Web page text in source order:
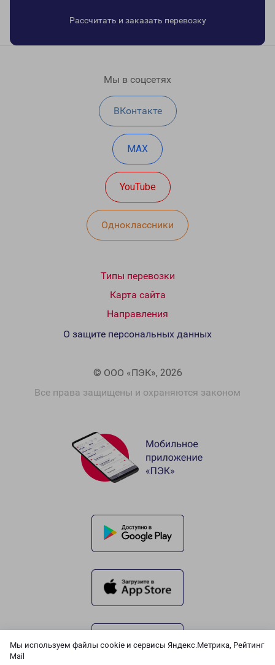
Мы используем файлы cookie и сервисы Яндекс.Метрика, Рейтинг
Mail
Рассчитать и заказать перевозку
Мы в соцсетях
ВКонтакте
MAX
YouTube
Одноклассники
Типы перевозки
Карта сайта
Направления
© ООО «ПЭК», 2026
Все права защищены и охраняются законом
О защите персональных данных